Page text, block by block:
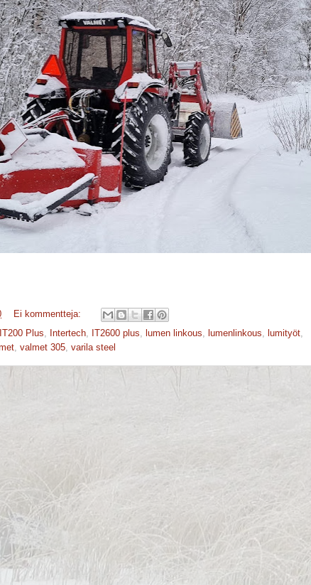
Ei kommentteja:
Plus, Intertech, IT2600 plus, lumen linkous, lumenlinkous, lumityöt,
, valmet 305, varila steel